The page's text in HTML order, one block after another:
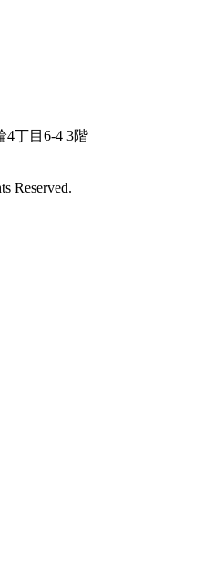
4丁目6-4 3階
Reserved.